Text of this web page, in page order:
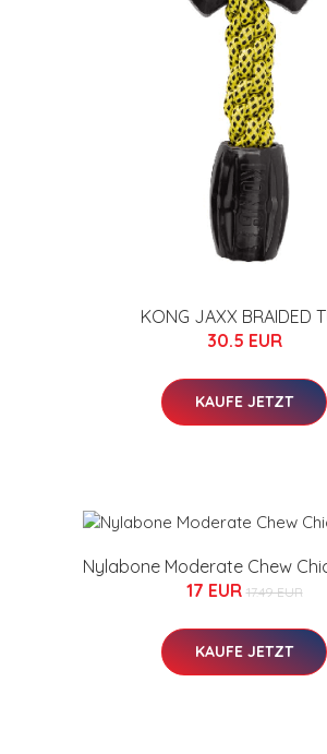
KONG JAXX BRAIDED
30.5 EUR
KAUFE JETZT
Nylabone Moderate Chew
17 EUR 17.49 EUR
KAUFE JETZT